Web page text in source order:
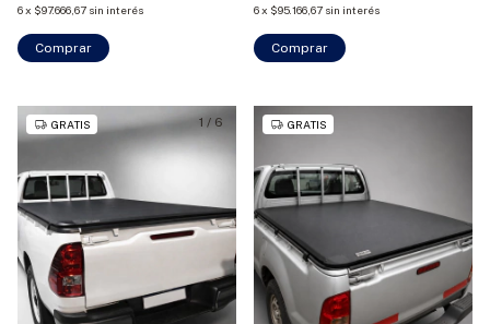
6x $97.666,67 sin interés
Comprar
6x $95.166,67 sin interés
Comprar
1 / 6
GRATIS GRATIS